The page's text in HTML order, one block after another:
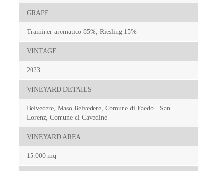
GRAPE
Traminer aromatico 85%, Riesling 15%
VINTAGE
2023
VINEYARD DETAILS
Belvedere, Maso Belvedere, Comune di Faedo - San
Lorenz, Comune di Cavedine
VINEYARD AREA
15.000 mq